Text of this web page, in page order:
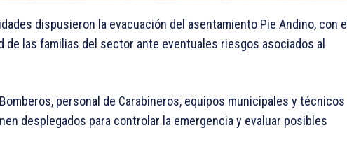
dispusieron la evacuación del asentamiento Pie Andino, con el
de las familias del sector ante eventuales riesgos asociados al
personal de Carabineros, equipos municipales y técnicos
desplegados para controlar la emergencia y evaluar posibles